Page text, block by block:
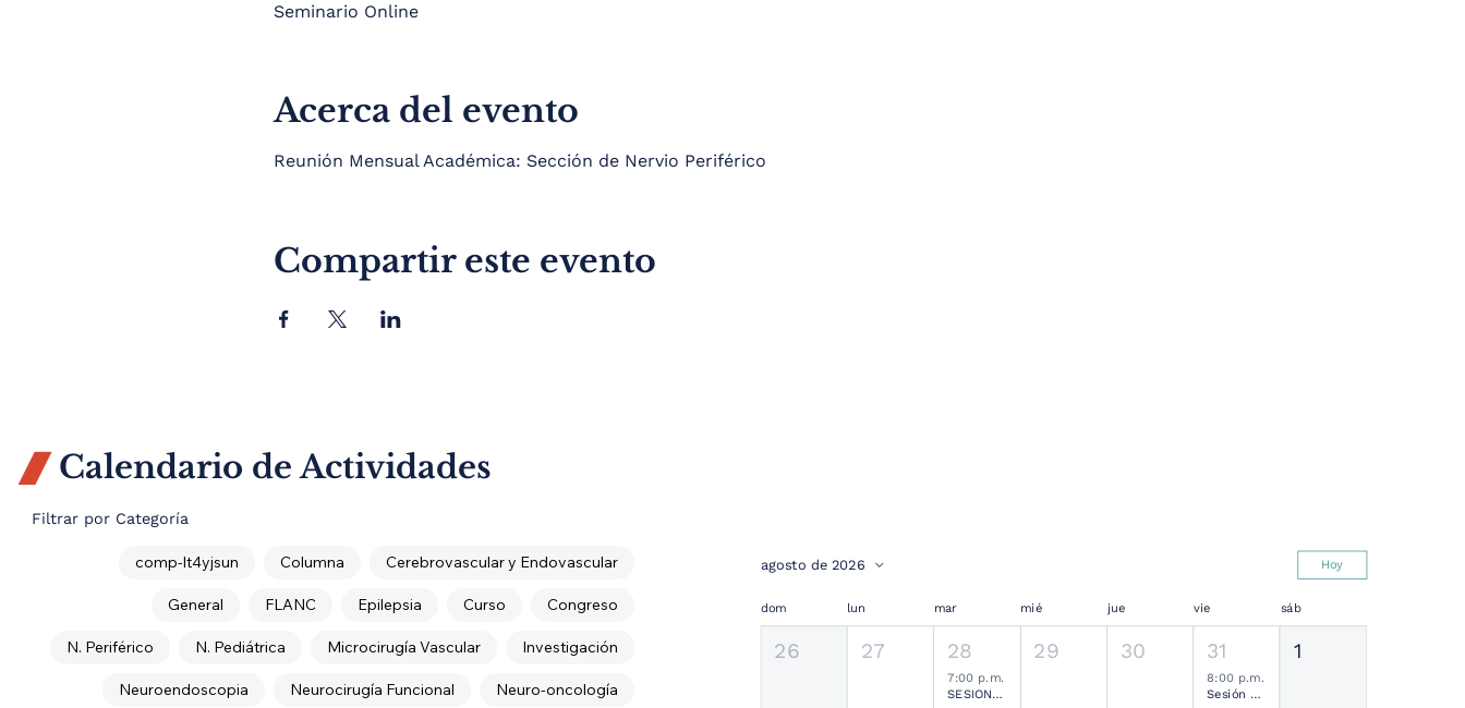
agosto de 2026 Hoy
dom lun mar mié jue vie sáb
26 27 28
7:00 p.m.
SESIONES MENSUALES NEUROCIRUGÍA PEDIÁTRICA MEXICANA
29 30 31
8:00 p.m.
Sesión Ordinaria SMCN
1
Filtrar por Categoría
Cerebrovascular y Endovascular
Columna
comp-lt4yjsun
Congreso
Curso
Epilepsia
FLANC
General
Investigación
Microcirugía Vascular
N. Pediátrica
N. Periférico
Neuro-oncología
Neurocirugía Funcional
Neuroendoscopia
 Calendario de Actividades
Seminario Online
Acerca del evento
Reunión Mensual Académica: Sección de Nervio Periférico
Compartir este evento